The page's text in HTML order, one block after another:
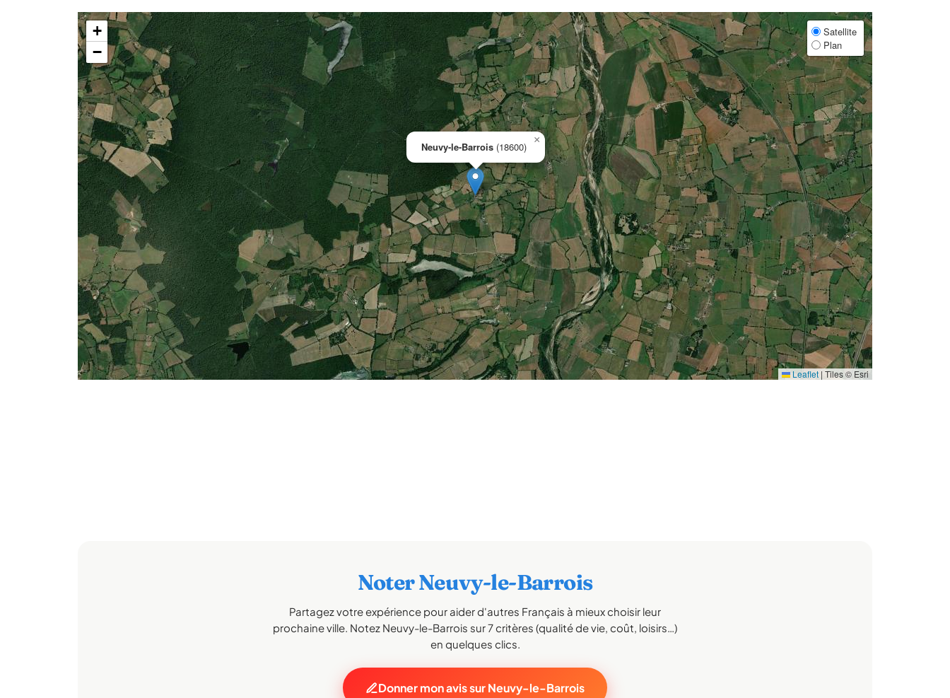
Neuvy-le-Barrois (18600)
×
+
−
Satellite
Plan
Leaflet | Tiles © Esri
Noter Neuvy-le-Barrois
Partagez votre expérience pour aider d'autres Français à mieux choisir leur
prochaine ville. Notez Neuvy-le-Barrois sur 7 critères (qualité de vie, coût, loisirs…)
en quelques clics.
Donner mon avis sur Neuvy-le-Barrois